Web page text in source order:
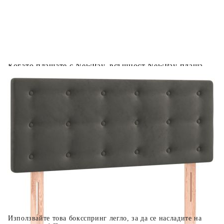
Използвайте това боксспринг легло, за да се насладите на
Когато плащате с NewPay, всъщност NewPay плаща
разполагате с три начина да я платите към тях:
Отложено до 30 дни от момента на изпращане на
Плащане на 4 вноски. Заплащате 20% от стойността на
поръчката си на момента с карта. Останалата сума се
покупки на стойност до 1000 лв. / €511.31
Плащане на 6 вноски. Стойността на поръчката се
разпределя в 6 равни месечни вноски с оскъпяване. За
покупки на стойност до 2000 лв. / €1022.61